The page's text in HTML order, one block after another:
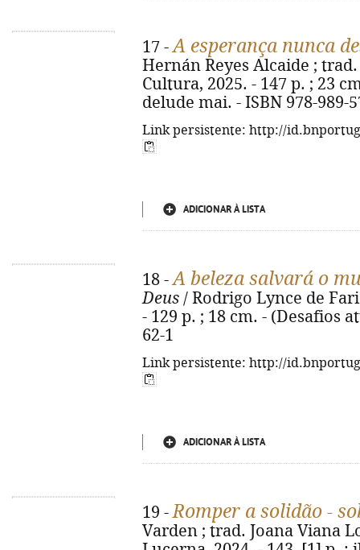
17 -A esperança nunca
Hernán Reyes Alcaide ;
Cultura, 2025. - 147 p. ; 23
delude mai. - ISBN 978-989-
Link persistente: http://
ADICIONAR À LISTA
18 -A beleza salvará o
Deus / Rodrigo Lynce de
- 129 p. ; 18 cm. - (Desafios
62-1
Link persistente: http://
ADICIONAR À LISTA
19 -Romper a solidão -
Varden ; trad. Joana Viana